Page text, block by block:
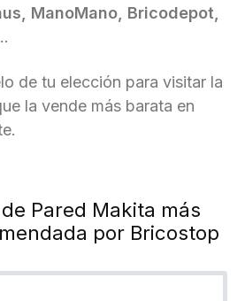
ManoMano, Bricodepot,
de tu elección para visitar la
la vende más barata en
Pared Makita más
por Bricostop